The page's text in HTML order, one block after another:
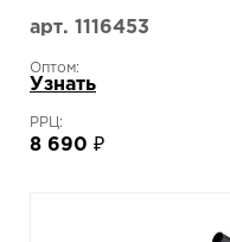
арт. 1116453
Оптом:
Узнать
РРЦ:
8 690 ₽